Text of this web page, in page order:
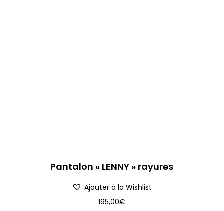
Pantalon « LENNY » rayures
Ajouter à la Wishlist
195,00€